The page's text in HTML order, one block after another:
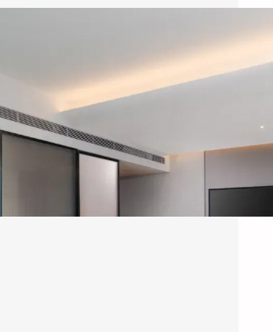
今年五一，全国县域酒店预订量同比暴涨
114%，部分南方县城涨幅超过3倍。但一个尴
尬的现实是：这些撑起半边天的县…